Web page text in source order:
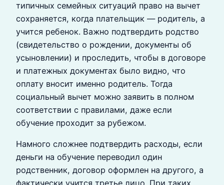
типичных семейных ситуаций право на вычет
сохраняется, когда плательщик — родитель, а
учится ребенок. Важно подтвердить родство
(свидетельство о рождении, документы об
усыновлении) и проследить, чтобы в договоре
и платежных документах было видно, что
оплату вносит именно родитель. Тогда
социальный вычет можно заявить в полном
соответствии с правилами, даже если
обучение проходит за рубежом.
Намного сложнее подтвердить расходы, если
деньги на обучение переводил один
родственник, договор оформлен на другого, а